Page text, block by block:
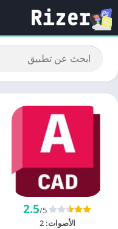
2.5/5
الأصوات:2